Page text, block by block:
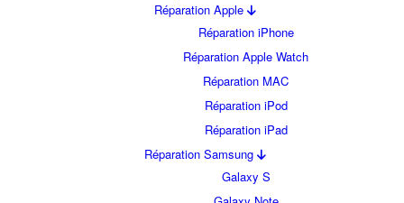
Réparation Apple
Réparation iPhone
Réparation Apple Watch
Réparation MAC
Réparation iPod
Réparation iPad
Réparation Samsung
Galaxy S